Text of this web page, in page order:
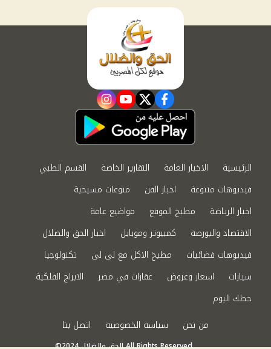
facebook
twitter
youtube
instagram
الرئيسية الاخبار العامة التقارير الخاصة
القسم الطبي
فيديوهات متنوعة
اخبار الفن
منوعات مسيحية
اخبار الرياضة
مطبخ الموقع
مواضيع عامة
الاقتصاد والبورصة
كمبيوتر وموبايل
اخبار الحق والضلال
فيديوهات فضائيات
مطبخ الاكل مع لى لى
تكنولوجيا
سيارات
اسعار وعروض عقارات في مصر
الابراج الفلكية
حظك اليوم
من نحن
سياسة الخصوصية اتصل بنا
©2024 الحق والضلال All Rights Reserved.